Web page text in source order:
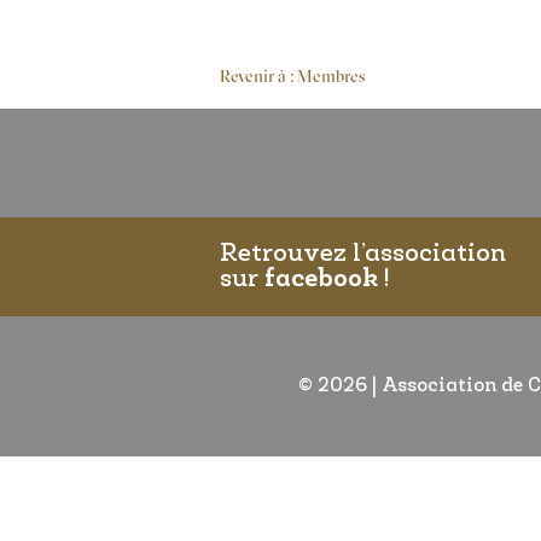
Revenir à : Membres
Retrouvez l’association
sur facebook !
© 2026 Association de